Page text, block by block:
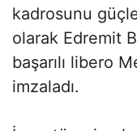
kadrosunu
olarak Edremit
başarılı libero
imzaladı.